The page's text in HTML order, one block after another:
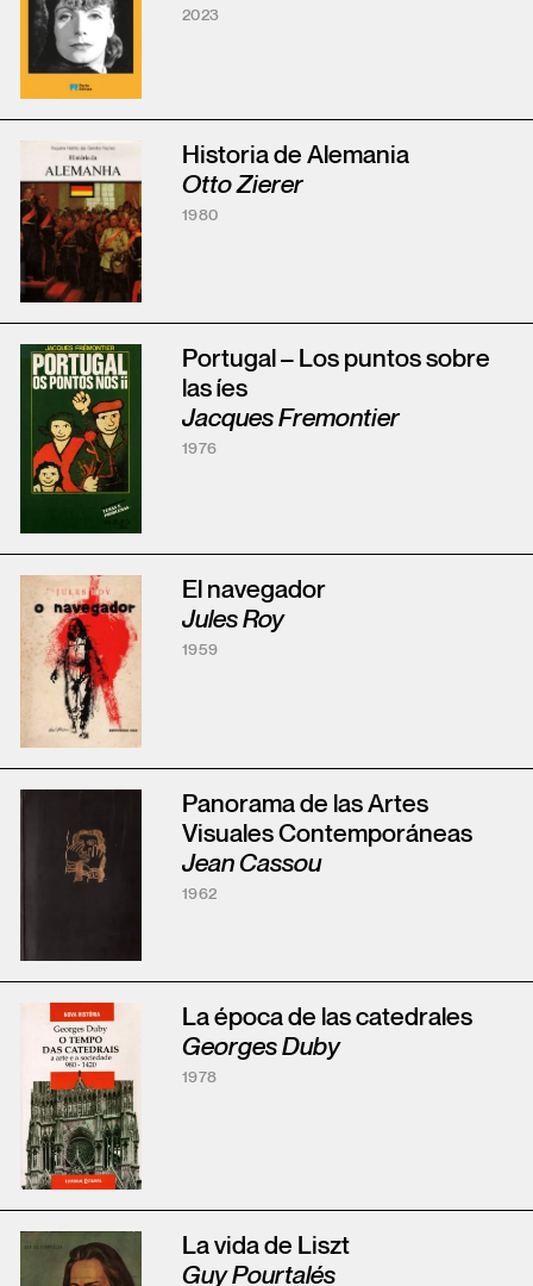
2023
Historia de Alemania
Otto Zierer
1980
Portugal – Los puntos sobre
las íes
Jacques Fremontier
1976
El navegador
Jules Roy
1959
Panorama de las Artes
Visuales Contemporáneas
Jean Cassou
1962
La época de las catedrales
Georges Duby
1978
La vida de Liszt
Guy Pourtalés